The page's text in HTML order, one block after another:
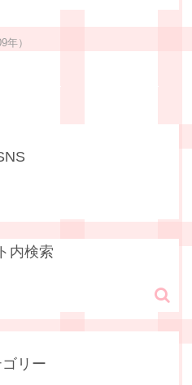
年）
内検索
リー